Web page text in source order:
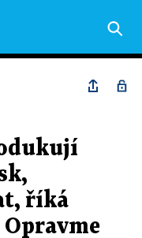
říká